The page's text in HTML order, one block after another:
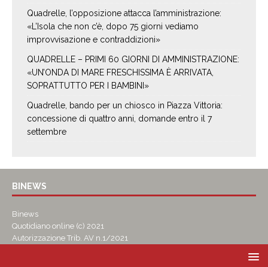
Quadrelle, l’opposizione attacca l’amministrazione:
«L’Isola che non c’è, dopo 75 giorni vediamo
improvvisazione e contraddizioni»
QUADRELLE – PRIMI 60 GIORNI DI AMMINISTRAZIONE:
«UN’ONDA DI MARE FRESCHISSIMA È ARRIVATA,
SOPRATTUTTO PER I BAMBINI»
Quadrelle, bando per un chiosco in Piazza Vittoria:
concessione di quattro anni, domande entro il 7
settembre
BINEWS
Binews
Quotidiano online (c) 2021
Autorizzazione Trib. AV n.1/2021